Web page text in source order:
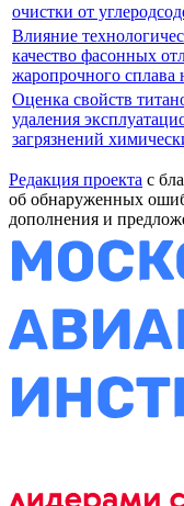
очистки от
Влияние
качество фасонных
жаропрочного сплава
Оценка свойств
удаления
загрязнений
Редакция проекта с
об обнаруженных
дополнения и